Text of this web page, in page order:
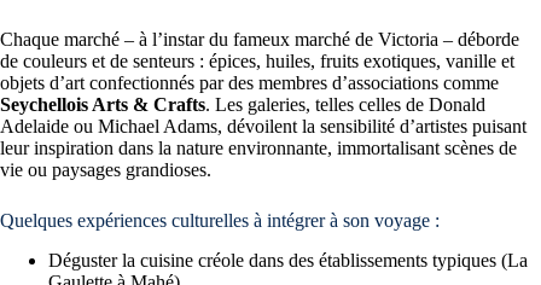
Chaque marché – à l’instar du fameux marché de Victoria – déborde
de couleurs et de senteurs : épices, huiles, fruits exotiques, vanille et
objets d’art confectionnés par des membres d’associations comme
Seychellois Arts & Crafts. Les galeries, telles celles de Donald
Adelaide ou Michael Adams, dévoilent la sensibilité d’artistes puisant
leur inspiration dans la nature environnante, immortalisant scènes de
vie ou paysages grandioses.
Quelques expériences culturelles à intégrer à son voyage :
Déguster la cuisine créole dans des établissements typiques (La